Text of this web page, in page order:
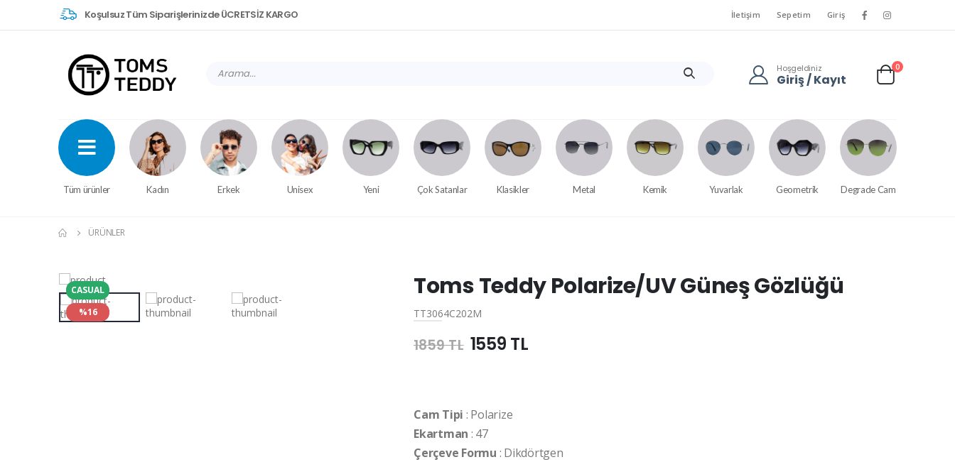
Koşulsuz Tüm Siparişlerinizde ÜCRETSİZ KARGO İletişim Sepetim Giriş
Hoşgeldiniz
Giriş / Kayıt
0
Tüm ürünler Kadın Erkek Unisex Yeni Çok Satanlar Klasikler Metal Kemik Yuvarlak Geometrik Degrade Cam
ÜRÜNLER
CASUAL
%16
Toms Teddy Polarize/UV Güneş Gözlüğü
TT3064C202M
1859 TL 1559 TL
Cam Tipi : Polarize
Ekartman : 47
Çerçeve Formu : Dikdörtgen